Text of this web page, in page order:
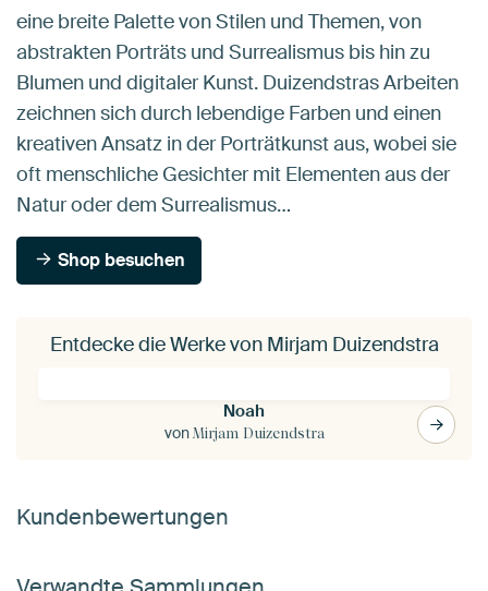
eine breite Palette von Stilen und Themen, von
abstrakten Porträts und Surrealismus bis hin zu
Blumen und digitaler Kunst. Duizendstras Arbeiten
zeichnen sich durch lebendige Farben und einen
kreativen Ansatz in der Porträtkunst aus, wobei sie
oft menschliche Gesichter mit Elementen aus der
Natur oder dem Surrealismus…
Shop besuchen
Entdecke die Werke von Mirjam Duizendstra
Noah
vonMirjam Duizendstra
Kundenbewertungen